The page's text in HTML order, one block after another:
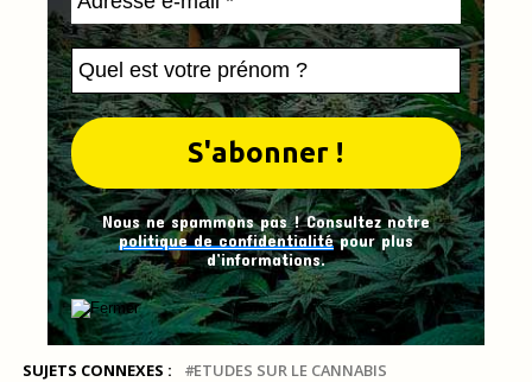
Nous ne spammons pas ! Consultez notre
politique de confidentialitépour plus
d’informations.
SUJETS CONNEXES : ETUDES SUR LE CANNABIS